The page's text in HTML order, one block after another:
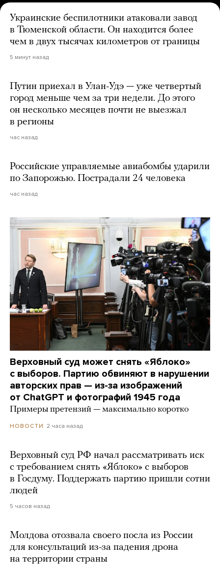
Украинские беспилотники атаковали завод
в Тюменской области. Он находится более
чем в двух тысячах километров от границы
5 минут назад
Путин приехал в Улан-Удэ — уже четвертый
город меньше чем за три недели. До этого
он несколько месяцев почти не выезжал
в регионы
час назад
Российские управляемые авиабомбы ударили
по Запорожью. Пострадали 24 человека
час назад
Верховный суд может снять «Яблоко»
с выборов. Партию обвиняют в нарушении
авторских прав — из-за изображений
от ChatGPT и фотографий 1945 года
Примеры претензий — максимально коротко
НОВОСТИ 2 часа назад
Верховный суд РФ начал рассматривать иск
с требованием снять «Яблоко» с выборов
в Госдуму. Поддержать партию пришли сотни
людей
5 часов назад
Молдова отозвала своего посла из России
для консультаций из-за падения дрона
на территории страны